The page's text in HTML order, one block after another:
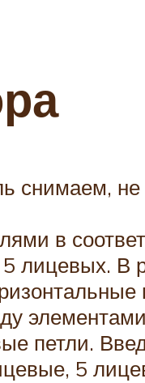
снимаем, не
в
лицевых. В
петли.
5